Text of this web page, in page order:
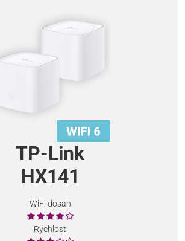
TP-Link
HX141
WiFi dosah
Rychlost